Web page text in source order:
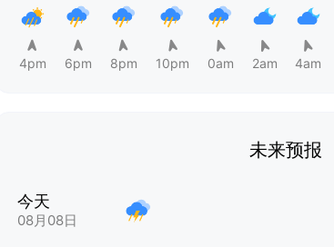
4pm 6pm 8pm 10pm 0am 2am 4am
未来预报
今天
08月08日